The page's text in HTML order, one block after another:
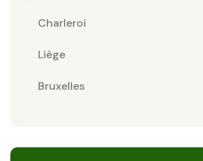
Charleroi
Liège
Bruxelles